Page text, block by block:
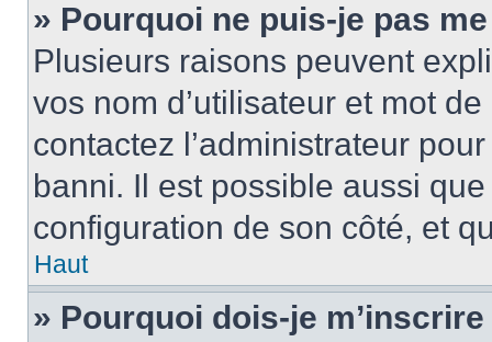
» Pourquoi ne puis-je pas
Plusieurs raisons peuvent
vos nom d’utilisateur et mot
contactez l’administrateur
banni. Il est possible aussi
configuration de son côté, et
Haut
» Pourquoi dois-je